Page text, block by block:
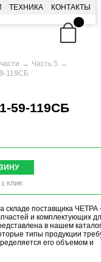
ТЕХНИКА КОНТАКТЫ
Часть 5
119СБ
59-119СБ
КЛИК
складе поставщика
и комплектующих
в нашем
типы продукции
его объемом и